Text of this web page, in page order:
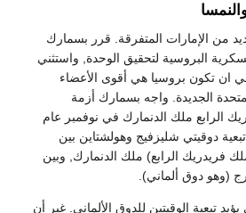
من الإمارات المتفرقة. قرر بسمارك
البروسية لتحقيق الوحدة, واستثني
في ان تكون بروسيا هي أقوى الأعضاء
الجديدة. واجه بسمارك أزمة
الرابع ملك الدنمارك في نوفمبر عام
تبعية دوقيتي شليزفيج وهولشتاين بين
فريدريك الرابع) ملك الدنمارك, وبين
(وهو دوق ألماني).
تبعية الوقيتين للدوق الألماني. غير أن